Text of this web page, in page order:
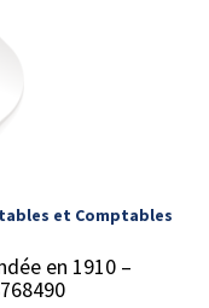
et Comptables
en 1910 –